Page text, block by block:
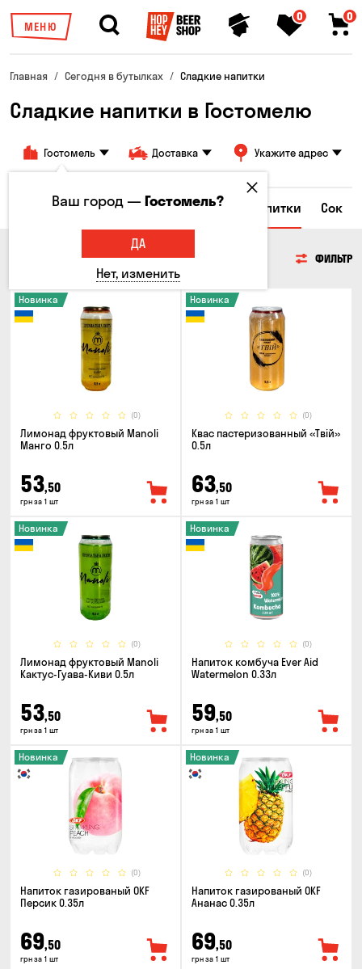
МЕНЮ
0 0
Главная Сегодня в бутылках Сладкие напитки
Сладкие напитки в Гостомелю
Гостомель Доставка Укажите адрес
Энергетические напитки Сладкие напитки Сок
СЛАДКИЕ НАПИТКИ ФИЛЬТР
(0)
Новинка
Лимонад фруктовый Manoli
Манго 0.5л
53,50
грн за 1 шт
(0)
Новинка
Квас пастеризованный «Твій»
0.5л
63,50
грн за 1 шт
(0)
Новинка
Лимонад фруктовый Manoli
Кактус-Гуава-Киви 0.5л
53,50
грн за 1 шт
(0)
Новинка
Напиток комбуча Ever Aid
Watermelon 0.33л
59,50
грн за 1 шт
(0)
Новинка
Напиток газированый OKF
Персик 0.35л
69,50
грн за 1 шт
(0)
Новинка
Напиток газированый OKF
Ананас 0.35л
69,50
грн за 1 шт
Ваш город —Гостомель?
ДА
Нет, изменить